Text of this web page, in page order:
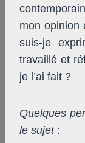
mon opinion
suis-je
travaillé et
je l’ai fait ?
Quelques
le sujet: